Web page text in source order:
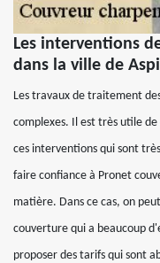
Les interventions
dans la ville de
Les travaux de traitement
complexes. Il est très utile
ces interventions qui sont
faire confiance à Pronet
matière. Dans ce cas, on
couverture qui a beaucoup
proposer des tarifs qui sont